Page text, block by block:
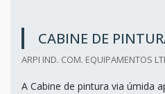
CABINE DE
ARPI IND. COM. EQUIPAMENTOS
A Cabine de pintura via úmida